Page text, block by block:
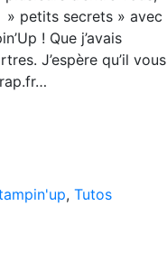
petits secrets » avec
! Que j’avais
J’espère qu’il vous
, Tutos